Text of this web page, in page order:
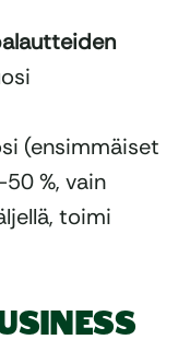
(ensimmäiset
%, vain
toimi